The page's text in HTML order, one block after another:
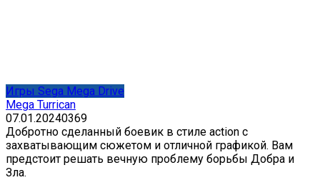
Игры Sega Mega Drive
Mega Turrican
07.01.20240369
Добротно сделанный боевик в стиле action с
захватывающим сюжетом и отличной графикой. Вам
предстоит решать вечную проблему борьбы Добра и
Зла.